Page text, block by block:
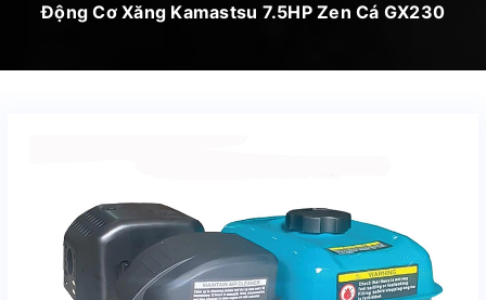
Động Cơ Xăng Kamastsu 7.5HP Zen Cá GX230